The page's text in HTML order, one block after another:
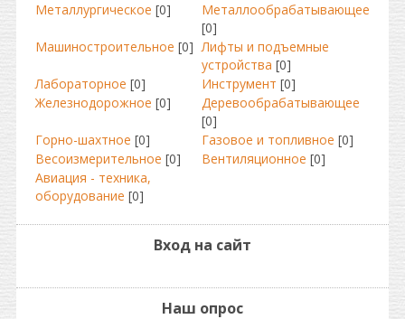
Металлургическое [0]
Металлообрабатывающее
[0]
Машиностроительное [0] Лифты и подъемные
устройства [0]
Лабораторное [0] Инструмент [0]
Железнодорожное [0]
Деревообрабатывающее
[0]
Горно-шахтное [0] Газовое и топливное [0]
Весоизмерительное [0] Вентиляционное [0]
Авиация - техника,
оборудование [0]
Вход на сайт
Наш опрос